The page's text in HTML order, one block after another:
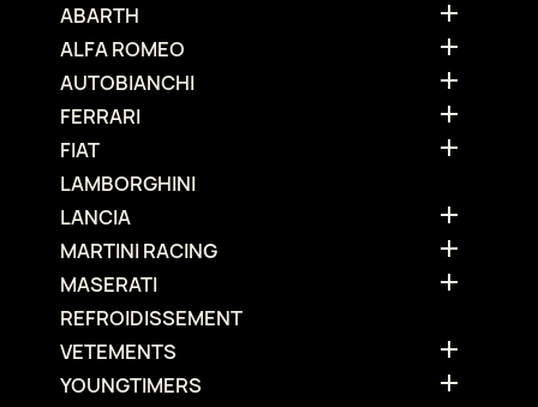
ABARTH 
ALFA ROMEO 
AUTOBIANCHI 
FERRARI 
FIAT 
LAMBORGHINI
LANCIA

MARTINI RACING 
MASERATI 
REFROIDISSEMENT
VETEMENTS

YOUNGTIMERS 